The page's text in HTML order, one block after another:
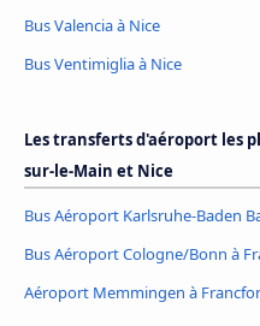
Bus Valencia à Nice
Bus Ventimiglia à Nice
Les transferts d'aéroport les
sur-le-Main et Nice
Bus Aéroport Karlsruhe-Baden
Bus Aéroport Cologne/Bonn à
Aéroport Memmingen à